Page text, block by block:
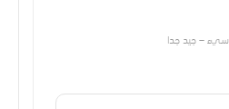
سيء – جيد جدا